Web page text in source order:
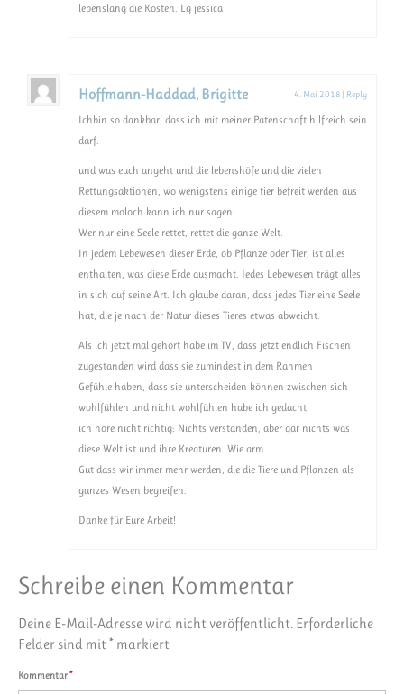
lebenslang die Kosten. Lg jessica
Hoffmann-Haddad, Brigitte 4. Mai 2018 | Reply
Ichbin so dankbar, dass ich mit meiner Patenschaft hilfreich sein
darf.
und was euch angeht und die lebenshöfe und die vielen
Rettungsaktionen, wo wenigstens einige tier befreit werden aus
diesem moloch kann ich nur sagen:
Wer nur eine Seele rettet, rettet die ganze Welt.
In jedem Lebewesen dieser Erde, ob Pflanze oder Tier, ist alles
enthalten, was diese Erde ausmacht. Jedes Lebewesen trägt alles
in sich auf seine Art. Ich glaube daran, dass jedes Tier eine Seele
hat, die je nach der Natur dieses Tieres etwas abweicht.
Als ich jetzt mal gehört habe im TV, dass jetzt endlich Fischen
zugestanden wird dass sie zumindest in dem Rahmen
Gefühle haben, dass sie unterscheiden können zwischen sich
wohlfühlen und nicht wohlfühlen habe ich gedacht,
ich höre nicht richtig: Nichts verstanden, aber gar nichts was
diese Welt ist und ihre Kreaturen. Wie arm.
Gut dass wir immer mehr werden, die die Tiere und Pflanzen als
ganzes Wesen begreifen.
Danke für Eure Arbeit!
Schreibe einen Kommentar
Deine E-Mail-Adresse wird nicht veröffentlicht. Erforderliche
Felder sind mit * markiert
Kommentar*